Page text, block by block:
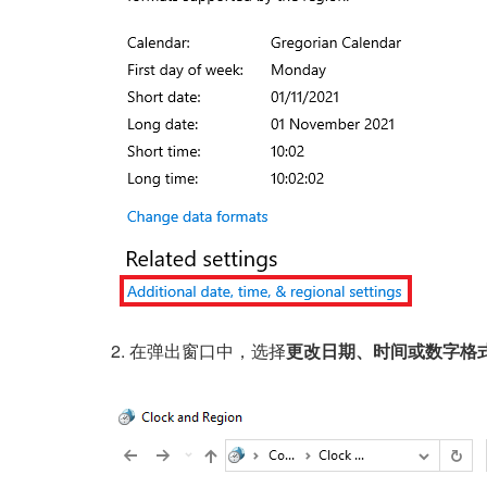
2. 在弹出窗口中，选择更改日期、时间或数字格